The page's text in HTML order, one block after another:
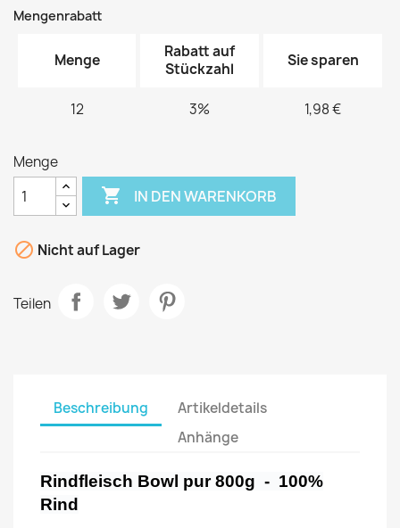
Mengenrabatt
Menge
Rabatt auf
Stückzahl
Sie sparen
12 3% 1,98 €
Menge
 IN DEN WARENKORB
 Nicht auf Lager
Teilen
Beschreibung
Artikeldetails
Anhänge
Rindfleisch Bowl pur 800g - 100%
Rind